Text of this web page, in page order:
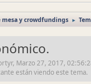
mesa y crowdfundings ►
Marzo 27, 2017,
están viendo este tema.